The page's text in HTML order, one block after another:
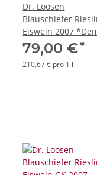
Dr. Loosen
Blauschiefer
Eiswein 2007
79,00 €*
210,67 € pro 1 l